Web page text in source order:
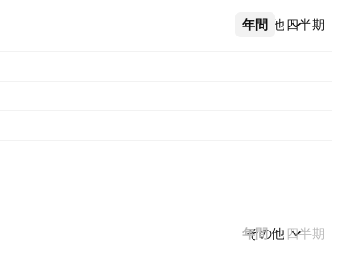
年間 四半期
その他
年間 四半期
その他